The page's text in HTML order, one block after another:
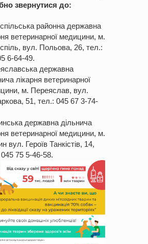
звернутися до:
районна державна
ветеринарної медицини, м.
вул. Польова, 26, тел.:
6-64-49.
державна
лікарня ветеринарної
м. Переяслав, вул.
51, тел.: 045 67 3-74-
державна дільнича
ветеринарної медицини, м.
вул. Героїв Танкістів, 14,
75 5-46-58.